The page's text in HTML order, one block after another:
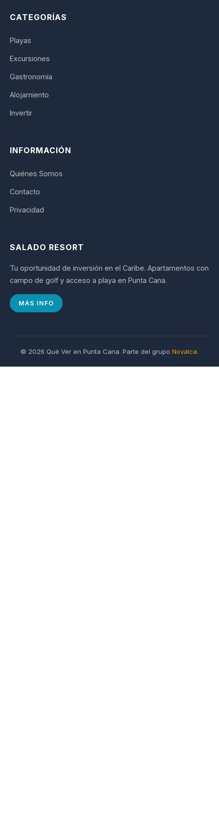
CATEGORÍAS
Playas
Excursiones
Gastronomía
Alojamiento
Invertir
INFORMACIÓN
Quiénes Somos
Contacto
Privacidad
SALADO RESORT
Tu oportunidad de inversión en el Caribe. Apartamentos con
campo de golf y acceso a playa en Punta Cana.
MÁS INFO
© 2026 Qué Ver en Punta Cana. Parte del grupo Novalca.